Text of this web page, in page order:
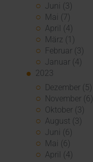
Juni (3)
Mai (7)
April (4)
März (1)
Februar (3)
Januar (4)
2023
Dezember (5)
November (6)
Oktober (3)
August (3)
Juni (6)
Mai (6)
April (4)